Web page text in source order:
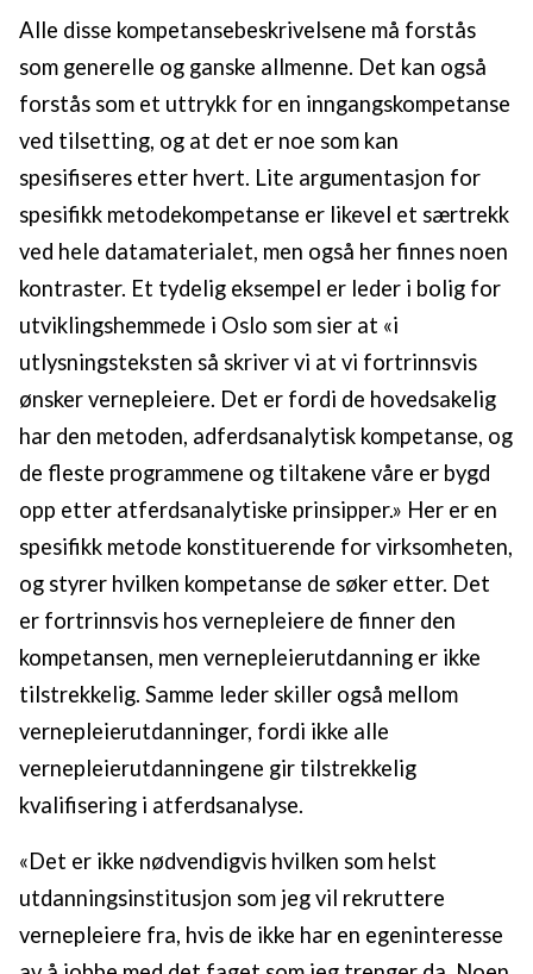
Alle disse kompetansebeskrivelsene må forstås
som generelle og ganske allmenne. Det kan også
forstås som et uttrykk for en inngangskompetanse
ved tilsetting, og at det er noe som kan
spesifiseres etter hvert. Lite argumentasjon for
spesifikk metodekompetanse er likevel et særtrekk
ved hele datamaterialet, men også her finnes noen
kontraster. Et tydelig eksempel er leder i bolig for
utviklingshemmede i Oslo som sier at «i
utlysningsteksten så skriver vi at vi fortrinnsvis
ønsker vernepleiere. Det er fordi de hovedsakelig
har den metoden, adferdsanalytisk kompetanse, og
de fleste programmene og tiltakene våre er bygd
opp etter atferdsanalytiske prinsipper.» Her er en
spesifikk metode konstituerende for virksomheten,
og styrer hvilken kompetanse de søker etter. Det
er fortrinnsvis hos vernepleiere de finner den
kompetansen, men vernepleierutdanning er ikke
tilstrekkelig. Samme leder skiller også mellom
vernepleierutdanninger, fordi ikke alle
vernepleierutdanningene gir tilstrekkelig
kvalifisering i atferdsanalyse.
«Det er ikke nødvendigvis hvilken som helst
utdanningsinstitusjon som jeg vil rekruttere
vernepleiere fra, hvis de ikke har en egeninteresse